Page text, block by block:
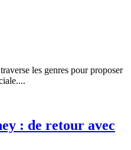
les genres pour proposer
: de retour avec